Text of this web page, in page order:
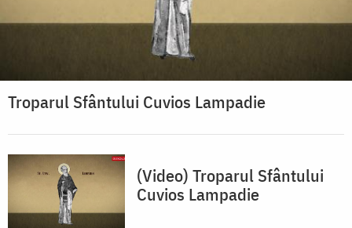
Troparul Sfântului Cuvios Lampadie
(Video) Troparul Sfântului
Cuvios Lampadie